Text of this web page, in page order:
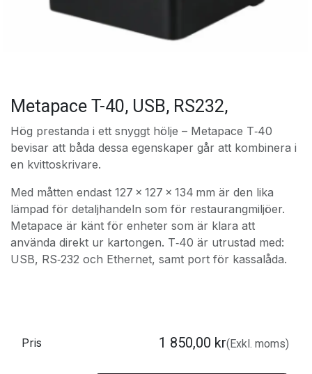
Metapace T-40, USB, RS232,
Hög prestanda i ett snyggt hölje – Metapace T‑40
bevisar att båda dessa egenskaper går att kombinera i
en kvittoskrivare.
Med måtten endast 127 × 127 × 134 mm är den lika
lämpad för detaljhandeln som för restaurangmiljöer.
Metapace är känt för enheter som är klara att
använda direkt ur kartongen. T‑40 är utrustad med:
USB, RS‑232 och Ethernet, samt port för kassalåda.
Pris 1 850,00 kr(Exkl. moms)